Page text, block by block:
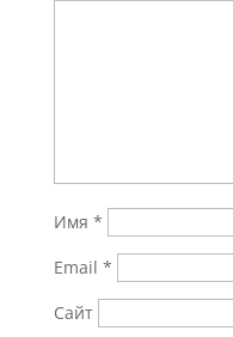
Имя *
Email *
Сайт